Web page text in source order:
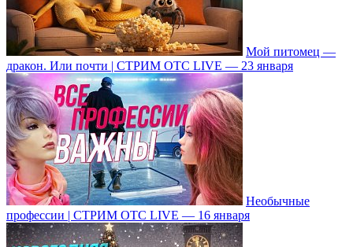
Мой питомец —
дракон. Или почти | СТРИМ ОТС LIVE — 23 января
Необычные
профессии | СТРИМ ОТС LIVE — 16 января